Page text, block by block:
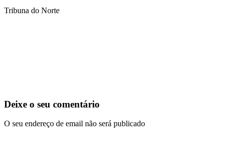
Tribuna do Norte
Deixe o seu comentário
O seu endereço de email não será publicado